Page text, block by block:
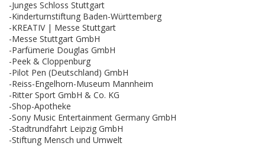
-Junges Schloss Stuttgart
-Kinderturnstiftung Baden-Württemberg
-KREATIV | Messe Stuttgart
-Messe Stuttgart GmbH
-Parfümerie Douglas GmbH
-Peek & Cloppenburg
-Pilot Pen (Deutschland) GmbH
-Reiss-Engelhorn-Museum Mannheim
-Ritter Sport GmbH & Co. KG
-Shop-Apotheke
-Sony Music Entertainment Germany GmbH
-Stadtrundfahrt Leipzig GmbH
-Stiftung Mensch und Umwelt